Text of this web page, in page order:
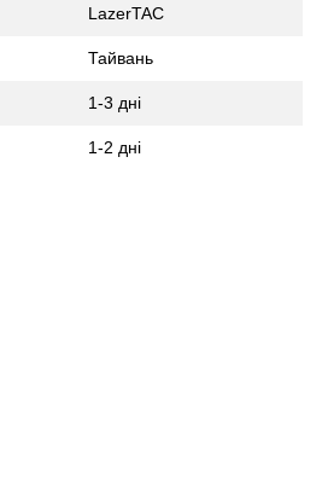
LazerTAC
Тайвань
1-3 дні
1-2 дні